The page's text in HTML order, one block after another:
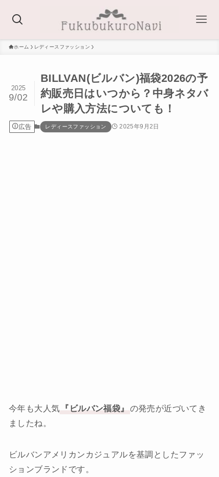
ホーム レディースファッション
BILLVAN(ビルバン)福袋2026の予
約販売日はいつから？中身ネタバ
レや購入方法についても！
2025
9/02
広告 レディースファッション 2025年9月2日
今年も大人気 『ビルバン福袋』
の発売が近づいてき
ましたね。
ビルバンアメリカンカジュアルを基調としたファッ
ションブランドです。